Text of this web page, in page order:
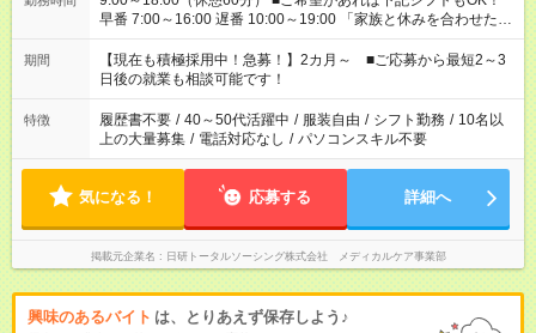
早番 7:00～16:00 遅番 10:00～19:00 「家族と休みを合わせた
い」 「余裕を持って夕飯の準備がしたい」 「できれば残業はし
たくない」 など、ご希望を教えてくださいね。 ※Wワーク希望
の方へ 今ご覧のお仕事で希望する勤務時間と、もう1つのお仕事
の勤務時間。 合計で週40時間を超える場合は応募できません。
期間
【現在も積極採用中！急募！】2カ月～ ■ご応募から最短2～3
日後の就業も相談可能です！
特徴 履歴書不要 / 40～50代活躍中 / 服装自由 / シフト勤務 / 10名以
上の大量募集 / 電話対応なし / パソコンスキル不要
気になる！ 応募する 詳細へ
掲載元企業名 日研トータルソーシング株式会社 メディカルケア事業部
興味のあるバイト は、とりあえず保存しよう♪